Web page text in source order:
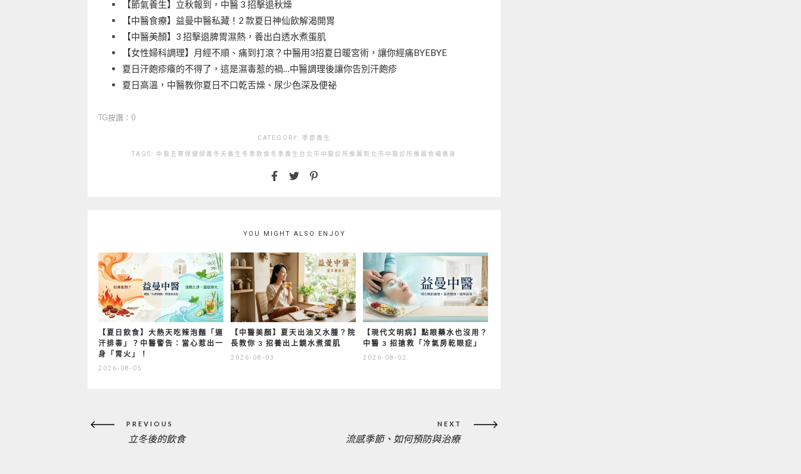
【節氣養生】立秋報到，中醫 3 招擊退秋燥
【中醫食療】益曼中醫私藏！2 款夏日神仙飲解渴開胃
【中醫美顏】3 招擊退脾胃濕熱，養出白透水煮蛋肌
【女性婦科調理】月經不順、痛到打滾？中醫用3招夏日暖宮術，讓你經痛BYEBYE
夏日汗皰疹癢的不得了，這是濕毒惹的禍…中醫調理後讓你告別汗皰疹
夏日高溫，中醫教你夏日不口乾舌燥、尿少色深及便祕
TG按讚：0
CATEGORY: 季節養生
TAGS: 中醫 五寒 保健保養 冬天養生 冬季飲食 冬季養生 台北市中醫診所推薦 新北市中醫診所推薦 食補 養身
YOU MIGHT ALSO ENJOY
【夏日飲食】大熱天吃辣泡麵「逼
汗排毒」？中醫警告：當心惹出一
身「胃火」！
2026-08-05
【中醫美顏】夏天出油又水腫？院
長教你 3 招養出上鏡水煮蛋肌
2026-08-03
【現代文明病】點眼藥水也沒用？
中醫 3 招搶救「冷氣房乾眼症」
2026-08-02
章
PREVIOUS
PREVIOUS立冬後的飲食
NEXT
流感季節、如何預防與治療